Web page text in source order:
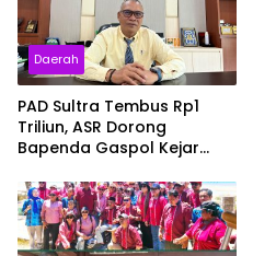
Daerah
PAD Sultra Tembus Rp1
Triliun, ASR Dorong
Bapenda Gaspol Kejar